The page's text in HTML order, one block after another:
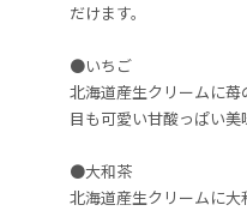
だけます。
●いちご
北海道産生クリームに
目も可愛い甘酸っぱい美
●大和茶
北海道産生クリームに